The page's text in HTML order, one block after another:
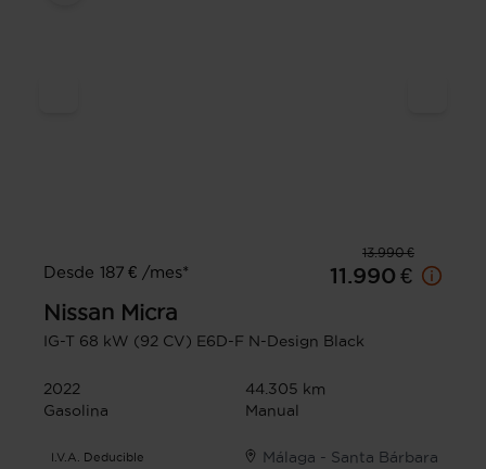
13.990 €
Desde 187 € /mes*
11.990 €
Nissan Micra
IG-T 68 kW (92 CV) E6D-F N-Design Black
2022
44.305 km
Gasolina
Manual
I.V.A. Deducible Málaga - Santa Bárbara